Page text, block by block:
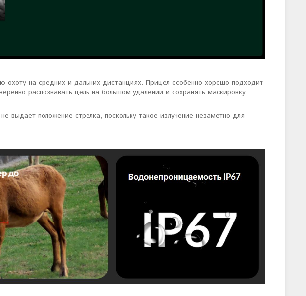
на средних и дальних дистанциях. Прицел особенно хорошо подходит
распознавать цель на большом удалении и сохранять маскировку
выдает положение стрелка, поскольку такое излучение незаметно для